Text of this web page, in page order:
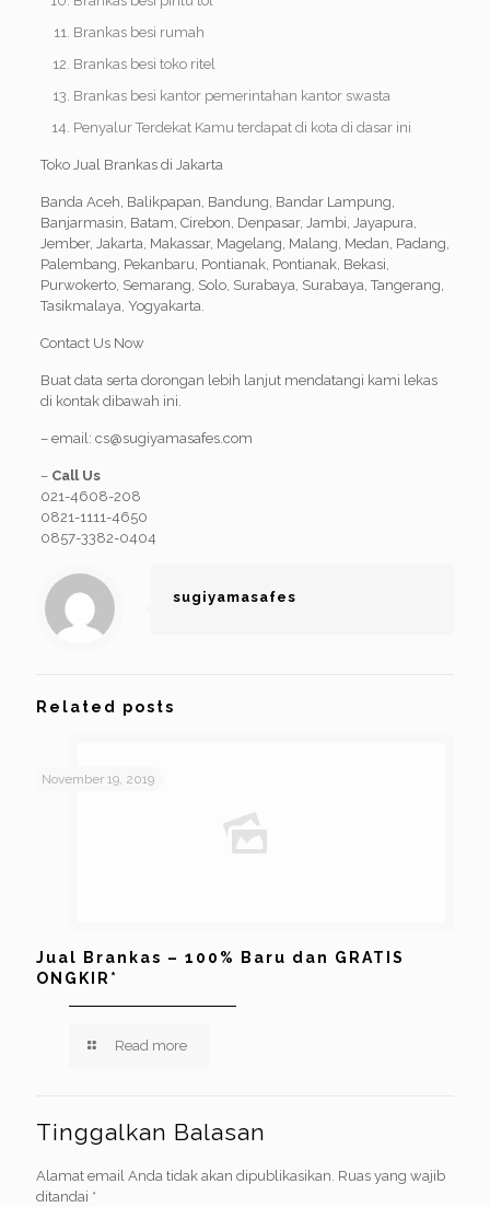
Brankas besi rumah
Brankas besi toko ritel
Brankas besi kantor pemerintahan kantor swasta
Penyalur Terdekat Kamu terdapat di kota di dasar ini
Toko Jual Brankas di Jakarta
Banda Aceh, Balikpapan, Bandung, Bandar Lampung,
Banjarmasin, Batam, Cirebon, Denpasar, Jambi, Jayapura,
Jember, Jakarta, Makassar, Magelang, Malang, Medan, Padang,
Palembang, Pekanbaru, Pontianak, Pontianak, Bekasi,
Purwokerto, Semarang, Solo, Surabaya, Surabaya, Tangerang,
Tasikmalaya, Yogyakarta.
Contact Us Now
Buat data serta dorongan lebih lanjut mendatangi kami lekas
di kontak dibawah ini.
– email: cs@sugiyamasafes.com
– Call Us
021-4608-208
0821-1111-4650
0857-3382-0404
sugiyamasafes
Related posts
November 19, 2019
Jual Brankas – 100% Baru dan GRATIS
ONGKIR*
Read more
Tinggalkan Balasan
Alamat email Anda tidak akan dipublikasikan. Ruas yang wajib
ditandai *